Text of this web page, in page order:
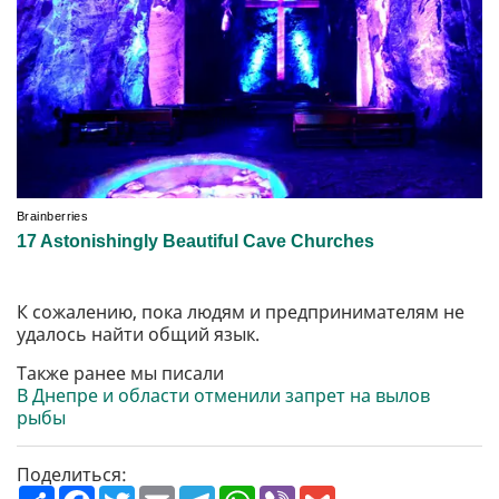
К сожалению, пока людям и предпринимателям не
удалось найти общий язык.
Также ранее мы писали
В Днепре и области отменили запрет на вылов
рыбы
Поделиться: